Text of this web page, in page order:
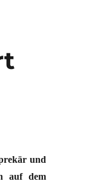
und
auf dem